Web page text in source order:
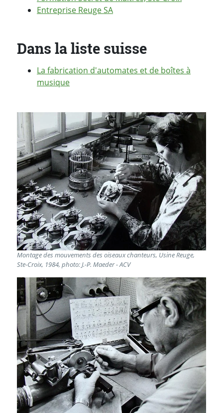
Entreprise Reuge SA
Dans la liste suisse
La fabrication d'automates et de boîtes à
musique
Montage des mouvements des oiseaux chanteurs, Usine Reuge,
Ste-Croix, 1984, photo: J.-P. Maeder - ACV